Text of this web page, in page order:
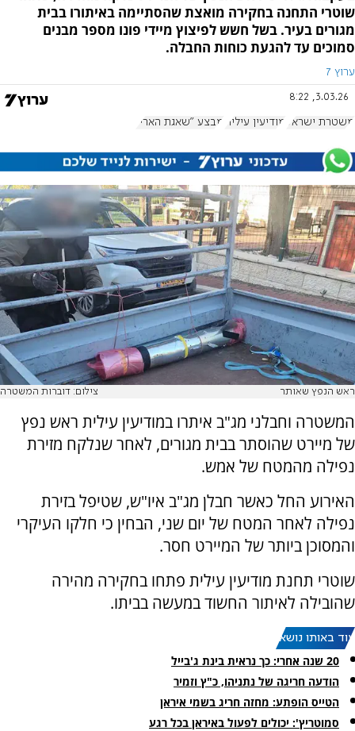
שוטרי התחנה בחקירה מואצת שהסתיימה באיתורו בבית
מגורים בעיר. בשל חשש לפיצוץ מיידי פונו מספר מבנים
סמוכים עד להגעת כוחות החבלה.
ערוץ 7
3.03.26, 8:22
משטרת ישראל מודיעין עילית מבצע "שאגת הארי"
ראש הנפץ שאותר צילום: דוברות המשטרה
המשטרה וחבלני מג"ב איתרו במודיעין עילית ראש נפץ
של מיירט שהוסתר בבית מגורים, לאחר שנלקח מזירת
נפילה מהמטח של אמש.
האירוע החל כאשר חבלן מג"ב איו"ש, שטיפל בזירת
נפילה לאחר המטח של יום שני, הבחין כי חלקו העיקרי
והמסוכן ביותר של המיירט חסר.
שוטרי תחנת מודיעין עילית פתחו בחקירה מהירה
שהובילה לאיתור החשוד במעשה בביתו.
עוד באותו נושא:
20 שנה אחרי: כך נראית בינת ג'בייל
הודעה חריגה של נתניהו, כ"ץ וזמיר
הטייס הופתע: מחזה חריג בשמי איראן
סמוטריץ': יכולים לפעול באיראן בכל רגע